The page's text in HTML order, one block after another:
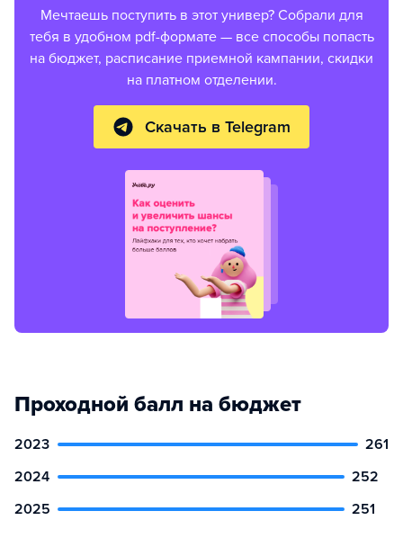
Мечтаешь поступить в этот универ? Собрали для
тебя в удобном pdf-формате — все способы попасть
на бюджет, расписание приемной кампании, скидки
на платном отделении.
Скачать в Telegram
Проходной балл на бюджет
2023
261
2024
252
2025
251